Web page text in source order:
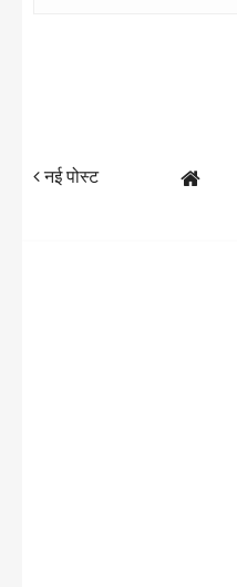
नई पोस्ट